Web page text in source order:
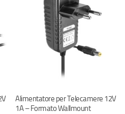
Alimentatore per Telecamere 12V
1A – Formato Wallmount